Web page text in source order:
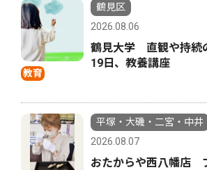
教育
鶴見区
2026.08.06
鶴見大学 直観や持続
19日、教養講座
平塚・大磯・二宮・中井
2026.08.07
おたからや西八幡店